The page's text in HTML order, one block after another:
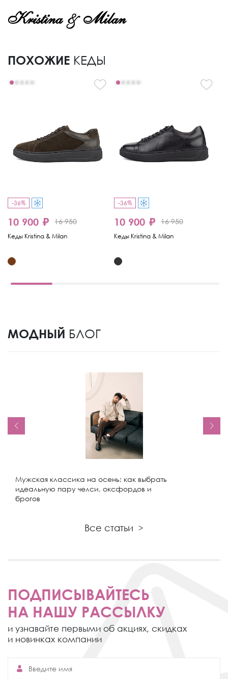
ПОХОЖИЕ КЕДЫ
-36%
10 900 ₽ 16 950
Кеды Kristina & Milan
-36%
10 900 ₽ 16 950
Кеды Kristina & Milan
МОДНЫЙ БЛОГ
Мужская классика на осень: как выбрать
идеальную пару челси, оксфордов и
брогов
Все статьи >
ПОДПИСЫВАЙТЕСЬ
НА НАШУ РАССЫЛКУ
и узнавайте первыми об акциях, скидках
и новинках компании